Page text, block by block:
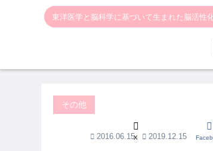
東洋医学と脳科学に基づいて生まれた脳活性
その他
X
2016.06.15 2019.12.15